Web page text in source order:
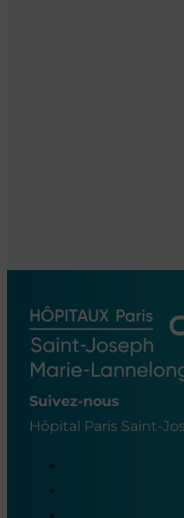
Suivez-nous
Hôpital Paris Saint-